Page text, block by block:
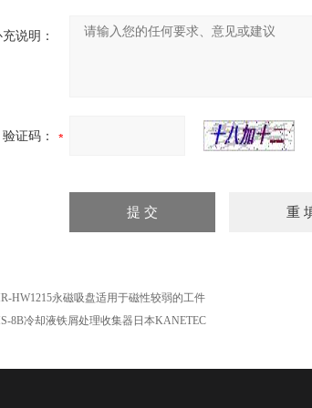
说明：
验证码：
HW1215永磁吸盘适用于磁性较弱的工件
8B冷却液铁屑处理收集器日本KANETEC